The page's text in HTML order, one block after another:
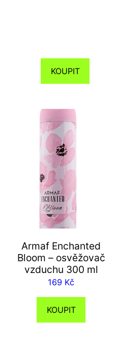
KOUPIT
Armaf Enchanted
Bloom – osvěžovač
vzduchu 300 ml
169 Kč
KOUPIT